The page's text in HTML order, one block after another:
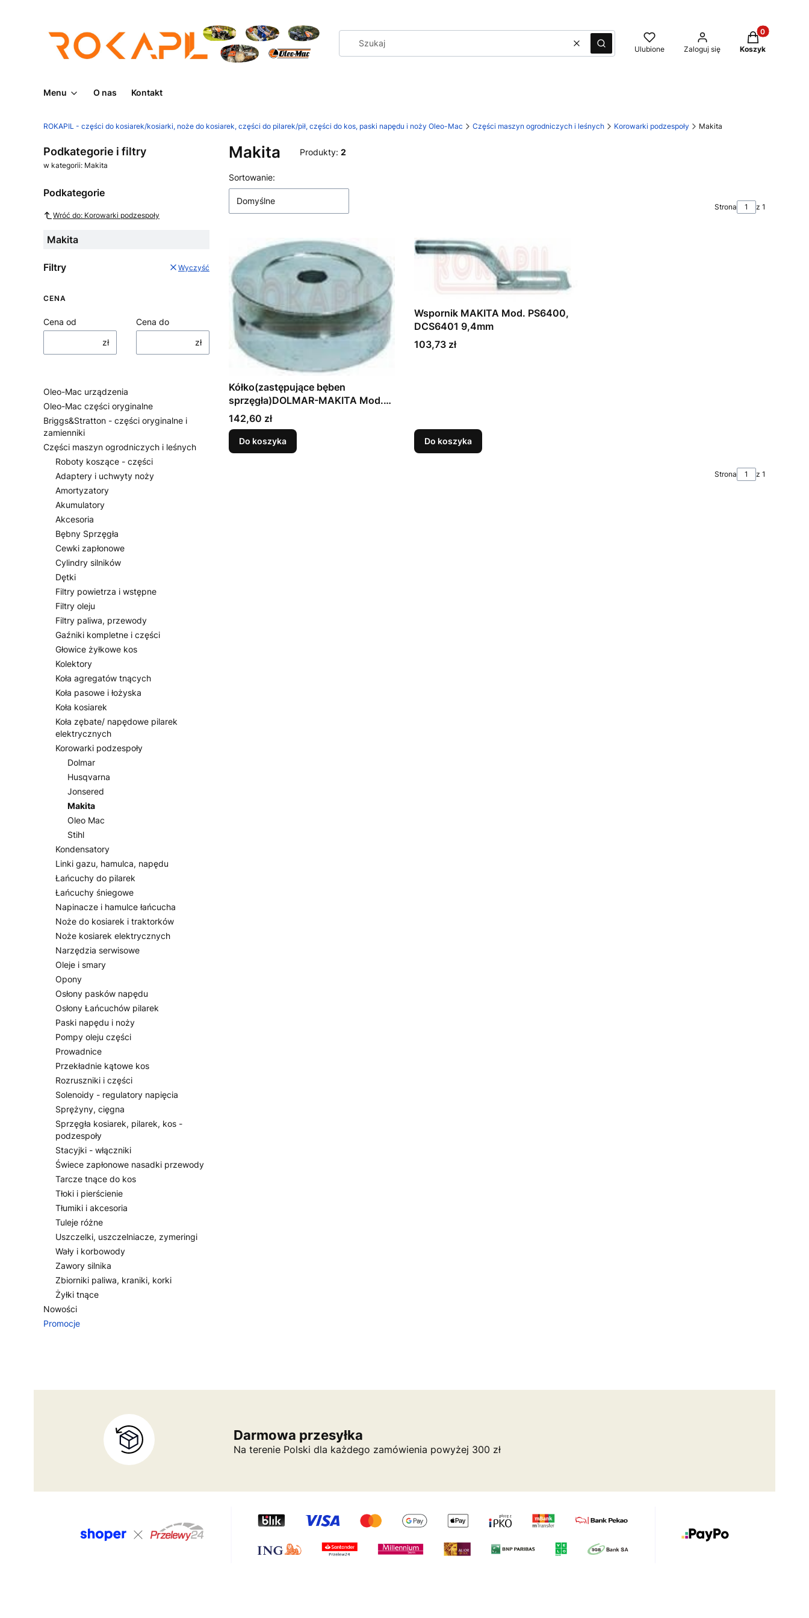
WyczyśćSzukaj Ulubione Zaloguj się
Produkty w
Koszyk
Menu O nas Kontakt
ROKAPIL - części do kosiarek/kosiarki, noże do kosiarek, części do pilarek/pił, części do kos, paski napędu i noży Oleo-Mac Części maszyn ogrodniczych i leśnych Korowarki podzespoły Makita
Podkategorie i filtry
w kategorii: Makita
Podkategorie
Wróć do: Korowarki podzespoły
Makita
Filtry Wyczyść
CENA
Cena od
zł
Cena do
zł
Oleo-Mac urządzenia
Oleo-Mac części oryginalne
Briggs&Stratton - części oryginalne i
zamienniki
Części maszyn ogrodniczych i leśnych
Roboty koszące - części
Adaptery i uchwyty noży
Amortyzatory
Akumulatory
Akcesoria
Bębny Sprzęgła
Cewki zapłonowe
Cylindry silników
Dętki
Filtry powietrza i wstępne
Filtry oleju
Filtry paliwa, przewody
Gaźniki kompletne i części
Głowice żyłkowe kos
Kolektory
Koła agregatów tnących
Koła pasowe i łożyska
Koła kosiarek
Koła zębate/ napędowe pilarek
elektrycznych
Korowarki podzespoły
Dolmar
Husqvarna
Jonsered
Makita
Oleo Mac
Stihl
Kondensatory
Linki gazu, hamulca, napędu
Łańcuchy do pilarek
Łańcuchy śniegowe
Napinacze i hamulce łańcucha
Noże do kosiarek i traktorków
Noże kosiarek elektrycznych
Narzędzia serwisowe
Oleje i smary
Opony
Osłony pasków napędu
Osłony Łańcuchów pilarek
Paski napędu i noży
Pompy oleju części
Prowadnice
Przekładnie kątowe kos
Rozruszniki i części
Solenoidy - regulatory napięcia
Sprężyny, cięgna
Sprzęgła kosiarek, pilarek, kos -
podzespoły
Stacyjki - włączniki
Świece zapłonowe nasadki przewody
Tarcze tnące do kos
Tłoki i pierścienie
Tłumiki i akcesoria
Tuleje różne
Uszczelki, uszczelniacze, zymeringi
Wały i korbowody
Zawory silnika
Zbiorniki paliwa, kraniki, korki
Żyłki tnące
Nowości
Promocje
Makita Produkty: 2
Lista produktów
Sortowanie:
Domyślne
Strona z 1
Kółko(zastępujące bęben
sprzęgła)DOLMAR-MAKITA Mod.
PS6400, DCS6401, PS7300,
PS7900
Cena
142,60 zł
Do koszyka
Wspornik MAKITA Mod. PS6400,
DCS6401 9,4mm
Cena
103,73 zł
Do koszyka
Strona z 1
Darmowa przesyłka
Na terenie Polski dla każdego zamówienia powyżej 300 zł